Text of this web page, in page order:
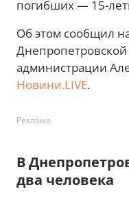
погибших — 15-
Об этом сообщил
администрации
Новини.LIVE.
Реклама
В
два человека